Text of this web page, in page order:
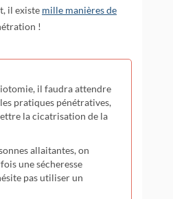
il existe mille manières de
!
il faudra attendre
pratiques pénétratives,
la cicatrisation de la
allaitantes, on
une sécheresse
pas utiliser un